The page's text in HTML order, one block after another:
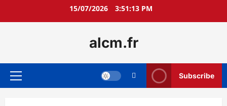
15/07/2026 3:51:15 PM
alcm.fr
Primary
Subscribe